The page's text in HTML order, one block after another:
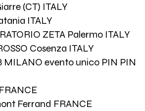
(CT) ITALY
ITALY
ZETA Palermo ITALY
Cosenza ITALY
MILANO evento unico PIN PIN
Ferrand FRANCE